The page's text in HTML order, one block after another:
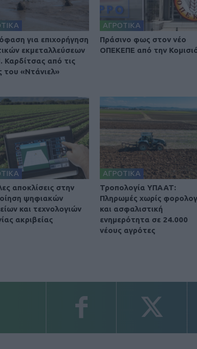
για επιχορήγηση
εκμεταλλεύσεων
Καρδίτσας από τις
του «Ντάνιελ»
ΑΓΡΟΤΙΚΑ
Πράσινο φως στον νέο
ΟΠΕΚΕΠΕ από την
αποκλίσεις στην
ψηφιακών
και τεχνολογιών
ακριβείας
ΑΓΡΟΤΙΚΑ
Τροπολογία ΥΠΑΑΤ:
Πληρωμές χωρίς
και ασφαλιστική
ενημερότητα σε 24.000
νέους αγρότες